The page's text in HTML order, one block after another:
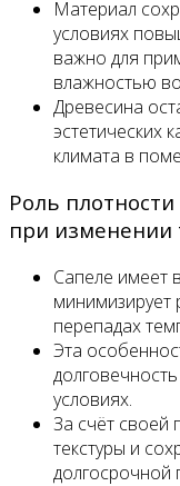
Материал
условиях
важно для
влажностью
Древесина
эстетических
климата в
Роль
при изменении
Сапеле имеет
минимизирует
перепадах
Эта
условиях.
За счёт своей
текстуры и
долгосрочной